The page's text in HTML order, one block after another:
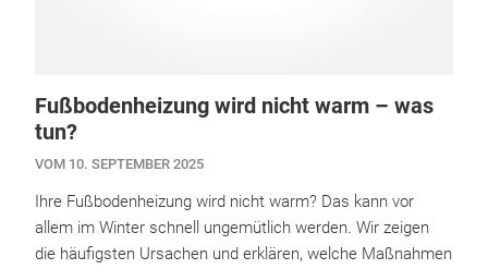
Fußbodenheizung wird nicht warm – was
tun?
VOM 10. SEPTEMBER 2025
Ihre Fußbodenheizung wird nicht warm? Das kann vor
allem im Winter schnell ungemütlich werden. Wir zeigen
die häufigsten Ursachen und erklären, welche Maßnahmen